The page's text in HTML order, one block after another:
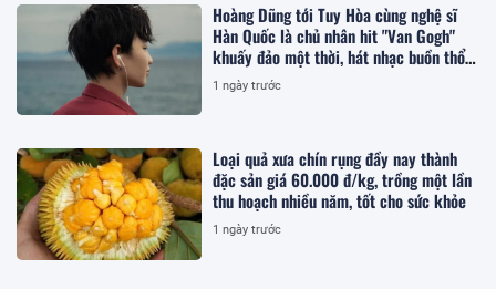
Hoàng Dũng tới Tuy Hòa cùng nghệ sĩ
Hàn Quốc là chủ nhân hit "Van Gogh"
khuấy đảo một thời, hát nhạc buồn thổn
thức
1 ngày trước
Loại quả xưa chín rụng đầy nay thành
đặc sản giá 60.000 đ/kg, trồng một lần
thu hoạch nhiều năm, tốt cho sức khỏe
1 ngày trước